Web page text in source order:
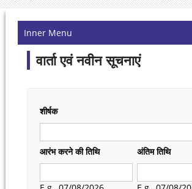
Inner Menu
वार्ता एवं नवीन सूचनाएं
शीर्षक
आरंभ करने की तिथि
अंतिम तिथि